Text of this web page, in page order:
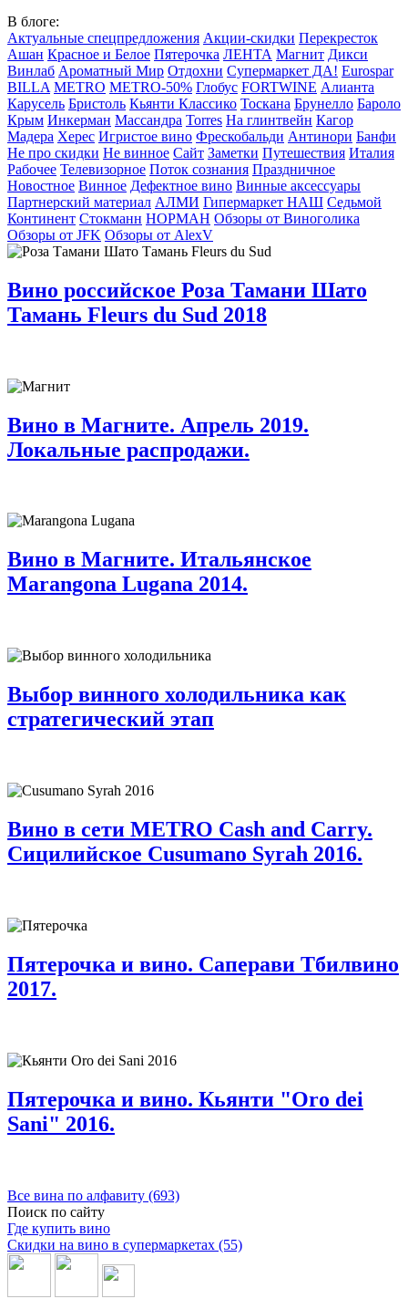
В блоге:
Актуальные спецпредложения Акции-скидки Перекресток
Ашан Красное и Белое Пятерочка ЛЕНТА Магнит Дикси
Винлаб Ароматный Мир Отдохни Супермаркет ДА! Eurospar
BILLA METRO METRO-50% Глобус FORTWINE Алианта
Карусель Бристоль Кьянти Классико Тоскана Брунелло Бароло
Крым Инкерман Массандра Torres На глинтвейн Кагор
Мадера Херес Игристое вино Фрескобальди Антинори Банфи
Не про скидки Не винное Сайт Заметки Путешествия Италия
Рабочее Телевизорное Поток сознания Праздничное
Новостное Винное Дефектное вино Винные аксессуары
Партнерский материал АЛМИ Гипермаркет НАШ Седьмой
Континент Стокманн НОРМАН Обзоры от Виноголика
Обзоры от JFK Обзоры от AlexV
Вино российское Роза Тамани Шато
Тамань Fleurs du Sud 2018
Вино в Магните. Апрель 2019.
Локальные распродажи.
Вино в Магните. Итальянское
Marangona Lugana 2014.
Выбор винного холодильника как
стратегический этап
Вино в сети METRO Cash and Carry.
Сицилийское Cusumano Syrah 2016.
Пятерочка и вино. Саперави Тбилвино
2017.
Пятерочка и вино. Кьянти "Oro dei
Sani" 2016.
Все вина по алфавиту (693)
Поиск по сайту
Где купить вино
Скидки на вино в супермаркетах (55)